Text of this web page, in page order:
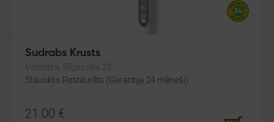
Sudrabs Krusts
Valmiera, Rīgas iela 23
Stāvoklis Restaurēts (Garantija 24 mēneši)
21.00 €